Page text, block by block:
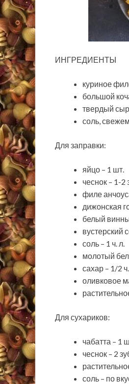
ИНГРЕДИЕНТЫ
куриное
большой
твердый
соль,
Для заправки:
яйцо – 1 шт.
чеснок – 1-2
филе
дижонская
белый
вустерский
соль – 1 ч. л.
молотый
сахар – 1/2
оливковое
Для сухариков:
чабатта – 1
чеснок – 2
соль – по